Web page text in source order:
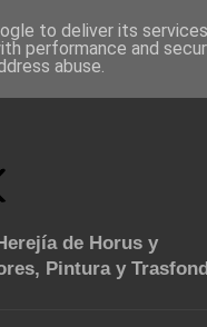
de Horus y
Pintura y
to deliver its
performance and
abuse.